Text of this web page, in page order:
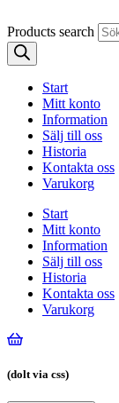
Products search
Start
Mitt konto
Information
Sälj till oss
Historia
Kontakta oss
Varukorg
Start
Mitt konto
Information
Sälj till oss
Historia
Kontakta oss
Varukorg
(dolt via css)